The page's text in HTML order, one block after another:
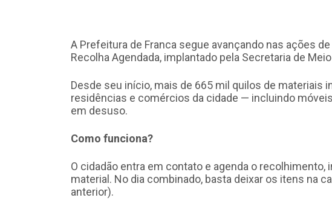
A Prefeitura de Franca segue avançando nas ações
Recolha Agendada, implantado pela Secretaria de
Desde seu início, mais de 665 mil quilos de materiais
residências e comércios da cidade — incluindo
em desuso.
Como funciona?
O cidadão entra em contato e agenda o
material. No dia combinado, basta deixar os itens na
anterior).